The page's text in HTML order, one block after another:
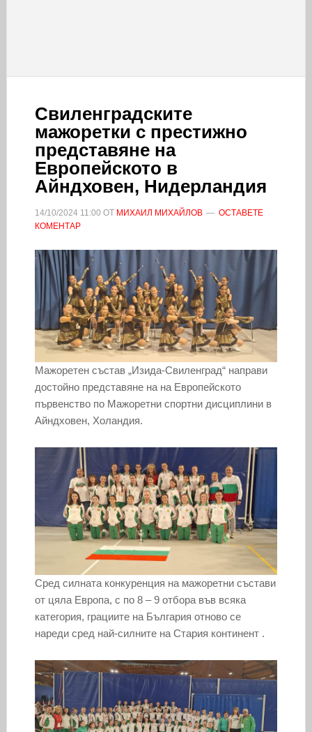
Свиленградските
мажоретки с престижно
представяне на
Европейското в
Айндховен, Нидерландия
14/10/2024 11:00 ОТ МИХАИЛ МИХАЙЛОВ
ОСТАВЕТЕ
КОМЕНТАР
Мажоретен състав „Изида-Свиленград“ направи
достойно представяне на на Европейското
първенство по Мажоретни спортни дисциплини в
Айндховен, Холандия.
Сред силната конкуренция на мажоретни състави
от цяла Европа, с по 8 – 9 отбора във всяка
категория, грациите на България отново се
нареди сред най-силните на Стария континент .